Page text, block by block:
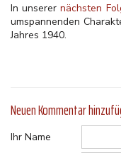
In unserernächsten
umspannenden
Jahres 1940.
Neuen Kommentar
Ihr Name